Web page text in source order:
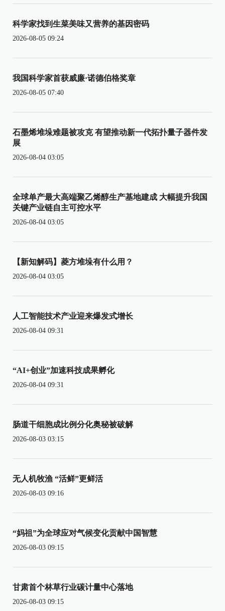
科学家找到生菜美味又营养的基因密码
2026-08-05 09:24
我国科学家首获威廉·诺德伯格奖章
2026-08-05 07:40
石墨烯堆垛难题被攻克 有望推动新一代拓扑量子器件发
展
2026-08-04 03:05
全球单产最大高端聚乙烯醇生产基地建成 大幅提升我国
关键产业链自主可控水平
2026-08-04 03:05
【新知解码】菱方堆垛有什么用？
2026-08-04 03:05
人工智能技术产业迎来爆发式增长
2026-08-04 09:31
“AI+创业”加速科技成果孵化
2026-08-04 09:31
肠道干细胞成比例分化奥秘被破解
2026-08-03 03:15
无人机牧渔 “活鲜”更鲜活
2026-08-03 09:16
“妈祖”为全球应对气候变化贡献中国智慧
2026-08-03 09:15
甘肃首个林草行业碳计量中心落地
2026-08-03 09:15